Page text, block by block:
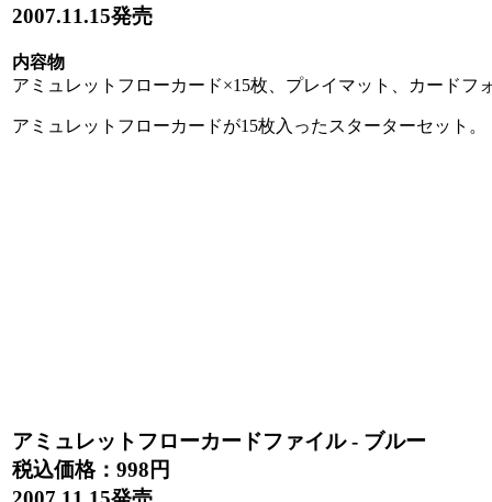
2007.11.15発売
内容物
アミュレットフローカード×15枚、プレイマット、カードフ
アミュレットフローカードが15枚入ったスターターセット。
アミュレットフローカードファイル - ブルー
税込価格： 998円